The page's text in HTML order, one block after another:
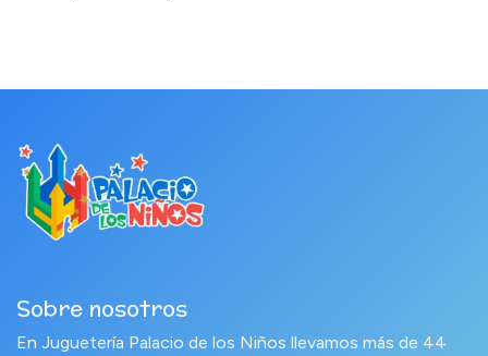
Sobre nosotros
En Juguetería Palacio de los Niños llevamos más de 44